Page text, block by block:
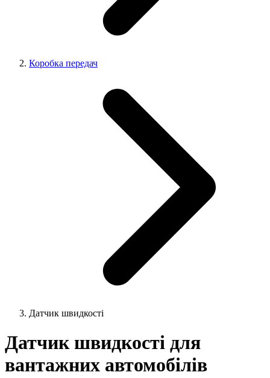
Коробка передач
Датчик швидкості
Датчик швидкості для
вантажних автомобілів